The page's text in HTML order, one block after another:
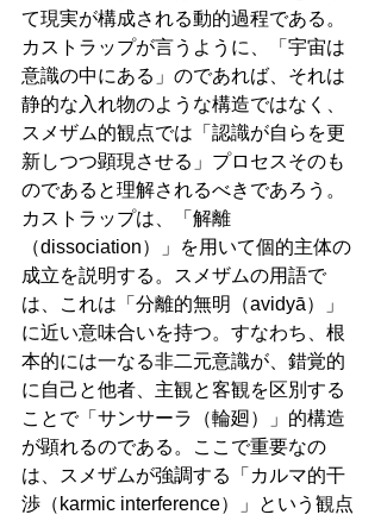
て現実が構成される動的過程である。
カストラップが言うように、「宇宙は
意識の中にある」のであれば、それは
静的な入れ物のような構造ではなく、
スメザム的観点では「認識が自らを更
新しつつ顕現させる」プロセスそのも
のであると理解されるべきであろう。
カストラップは、「解離
（dissociation）」を用いて個的主体の
成立を説明する。スメザムの用語で
は、これは「分離的無明（avidyā）」
に近い意味合いを持つ。すなわち、根
本的には一なる非二元意識が、錯覚的
に自己と他者、主観と客観を区別する
ことで「サンサーラ（輪廻）」的構造
が顕れるのである。ここで重要なの
は、スメザムが強調する「カルマ的干
渉（karmic interference）」という観点